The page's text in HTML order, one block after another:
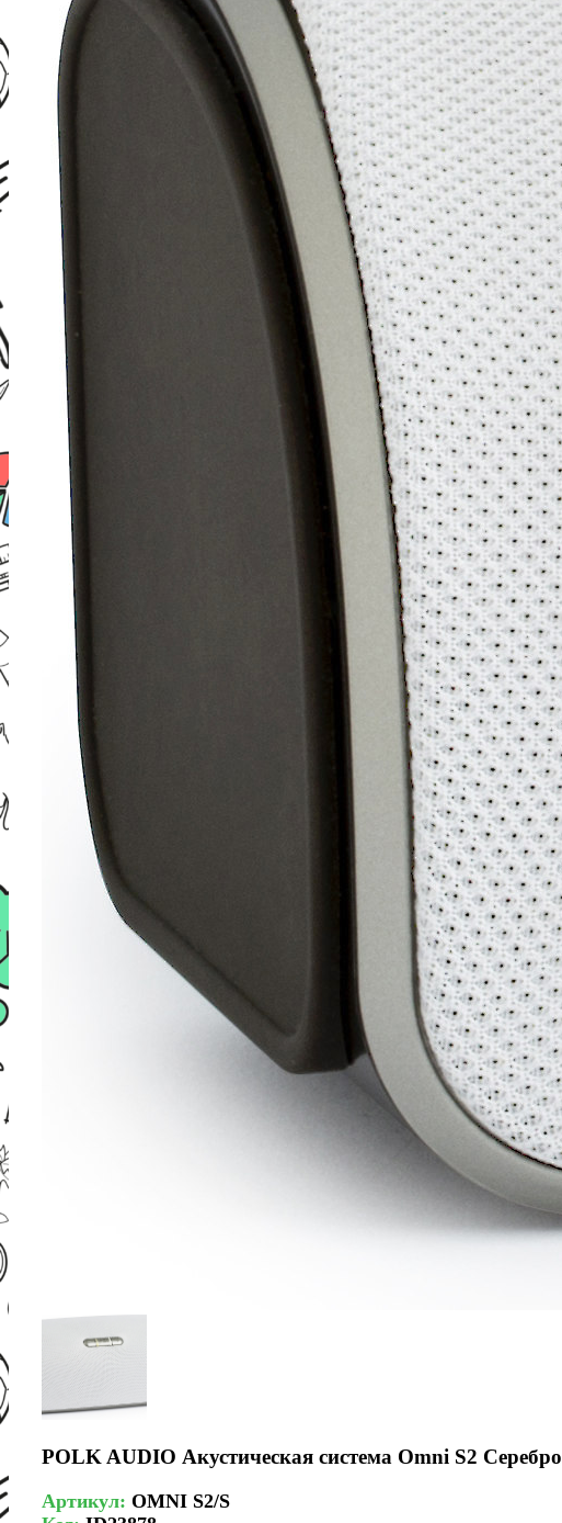
POLK AUDIO Акустическая система Omni S2 Серебро
Артикул: OMNI S2/S